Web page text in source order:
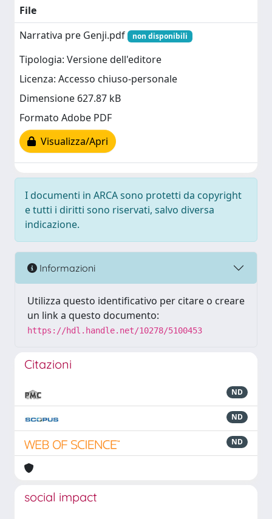
File
Narrativa pre Genji.pdf
non disponibili
Tipologia: Versione dell'editore
Licenza: Accesso chiuso-personale
Dimensione 627.87 kB
Formato Adobe PDF
Visualizza/Apri
I documenti in ARCA sono protetti da copyright
e tutti i diritti sono riservati, salvo diversa
indicazione.
Informazioni
Utilizza questo identificativo per citare o creare
un link a questo documento:
https://hdl.handle.net/10278/5100453
Citazioni
ND
ND
ND
social impact